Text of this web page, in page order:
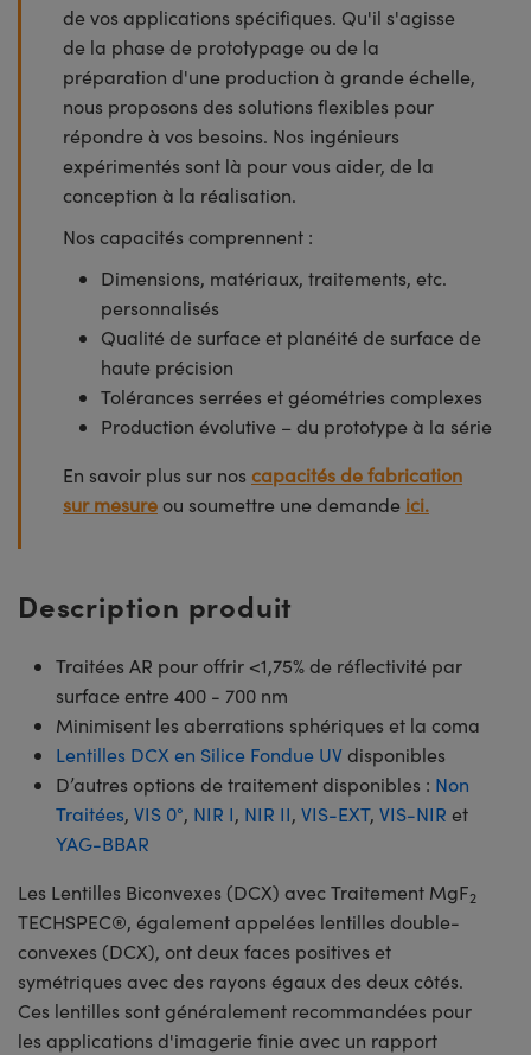
de vos applications spécifiques. Qu'il s'agisse
de la phase de prototypage ou de la
préparation d'une production à grande échelle,
nous proposons des solutions flexibles pour
répondre à vos besoins. Nos ingénieurs
expérimentés sont là pour vous aider, de la
conception à la réalisation.
Nos capacités comprennent :
Dimensions, matériaux, traitements, etc.
personnalisés
Qualité de surface et planéité de surface de
haute précision
Tolérances serrées et géométries complexes
Production évolutive – du prototype à la série
En savoir plus sur nos capacités de fabrication
sur mesure ou soumettre une demande ici.
Description produit
Traitées AR pour offrir <1,75% de réflectivité par
surface entre 400 - 700 nm
Minimisent les aberrations sphériques et la coma
Lentilles DCX en Silice Fondue UV disponibles
D’autres options de traitement disponibles : Non
Traitées, VIS 0°, NIR I, NIR II, VIS-EXT, VIS-NIR et
YAG-BBAR
Les Lentilles Biconvexes (DCX) avec Traitement MgF2
TECHSPEC®, également appelées lentilles double-
convexes (DCX), ont deux faces positives et
symétriques avec des rayons égaux des deux côtés.
Ces lentilles sont généralement recommandées pour
les applications d'imagerie finie avec un rapport